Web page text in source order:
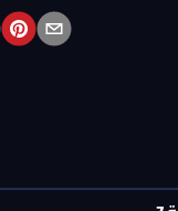
7
—ويا السهرانين